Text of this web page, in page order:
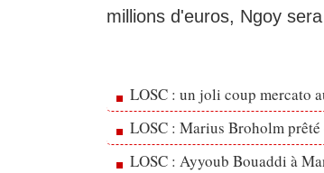
millions d'euros, Ngoy
LOSC : un joli coup mercato
LOSC : Marius Broholm
LOSC : Ayyoub Bouaddi à